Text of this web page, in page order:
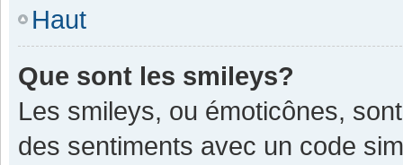
Haut
Que sont les smileys?
Les smileys, ou émoticônes,
des sentiments avec un code